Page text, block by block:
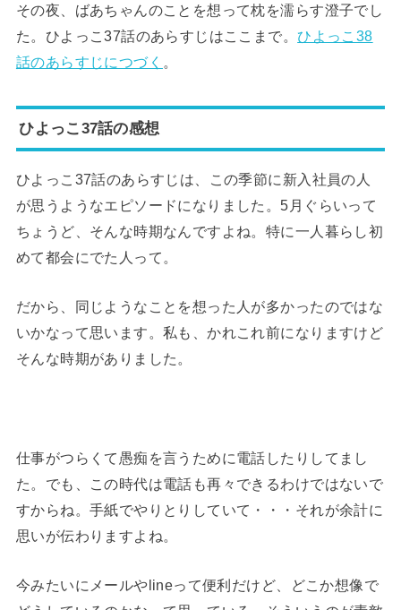
その夜、ばあちゃんのことを想って枕を濡らす澄子でし
た。ひよっこ37話のあらすじはここまで。ひよっこ38
話のあらすじにつづく 。
ひよっこ37話の感想
ひよっこ37話のあらすじは、この季節に新入社員の人
が思うようなエピソードになりました。5月ぐらいって
ちょうど、そんな時期なんですよね。特に一人暮らし初
めて都会にでた人って。
だから、同じようなことを想った人が多かったのではな
いかなって思います。私も、かれこれ前になりますけど
そんな時期がありました。
仕事がつらくて愚痴を言うために電話したりしてまし
た。でも、この時代は電話も再々できるわけではないで
すからね。手紙でやりとりしていて・・・それが余計に
思いが伝わりますよね。
今みたいにメールやlineって便利だけど、どこか想像で